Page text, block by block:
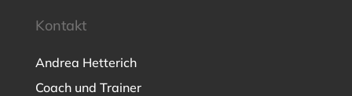
Kontakt
Andrea Hetterich
Coach und Trainer